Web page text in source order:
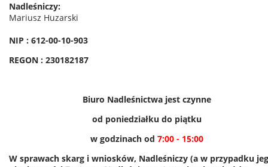
Nadleśniczy:
Mariusz Huzarski
NIP : 612-00-10-903
REGON : 230182187
Biuro Nadleśnictwa jest czynne
od poniedziałku do piątku
w godzinach od 7:00 - 15:00
W sprawach skarg i wniosków, Nadleśniczy (a w przypadku